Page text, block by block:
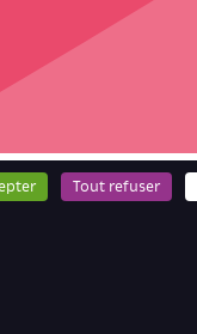
Tout refuser